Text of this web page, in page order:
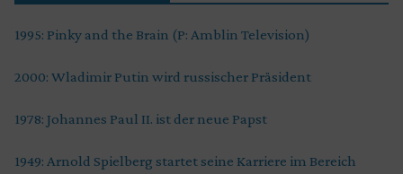
1995: Pinky and the Brain (P: Amblin Television)
2000: Wladimir Putin wird russischer Präsident
1978: Johannes Paul II. ist der neue Papst
1949: Arnold Spielberg startet seine Karriere im Bereich